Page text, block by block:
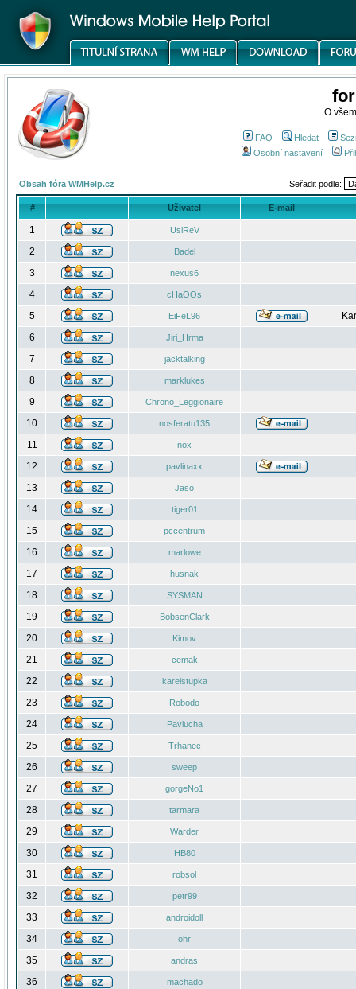
O
FAQ Hledat
Osobní nastavení
Obsah fóra WMHelp.cz Seřadit podle:
# Uživatel E-mail
1 UsiReV
2 Badel
3 nexus6
4 cHaOOs
5 EiFeL96
6
Jiri_Hrma
7 jacktalking
8 marklukes
9 Chrono_Leggionaire
10 nosferatu135
11 nox
12 pavlinaxx
13 Jaso
14 tiger01
15 pccentrum
16 marlowe
17 husnak
18 SYSMAN
19 BobsenClark
20 Kimov
21 cemak
22 karelstupka
23 Robodo
24 Pavlucha
25 Trhanec
26 sweep
27 gorgeNo1
28 tarmara
29 Warder
30 HB80
31 robsol
32 petr99
33 androidoll
34 ohr
35 andras
36 machado